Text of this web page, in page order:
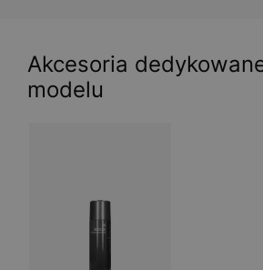
Akcesoria
modelu